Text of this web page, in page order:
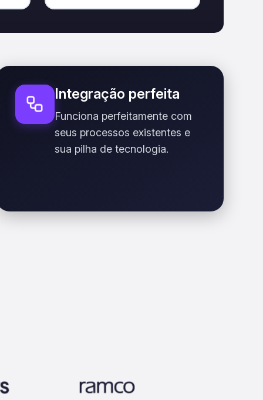
Integração perfeita
Funciona perfeitamente com
seus processos existentes e
sua pilha de tecnologia.